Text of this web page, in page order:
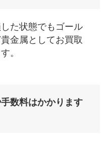
た状態でもゴール
金属としてお買取
。
数料はかかります